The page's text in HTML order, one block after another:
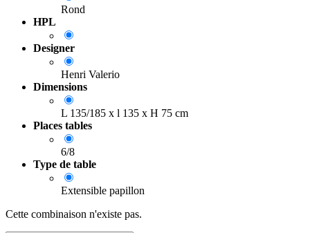
Rond
HPL
Designer
Henri Valerio
Dimensions
L 135/185 x l 135 x H 75 cm
Places tables
6/8
Type de table
Extensible papillon
Cette combinaison n'existe pas.